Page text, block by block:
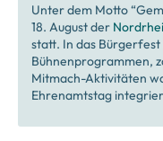
Unter dem Motto
18. August der
statt. In das
Bühnenprogrammen,
Mitmach-Aktivitäten
Ehrenamtstag